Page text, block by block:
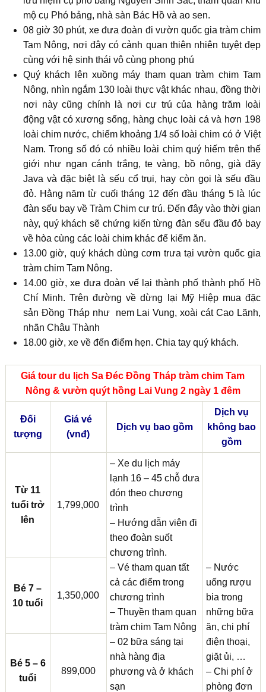
mộ cụ Phó bảng, nhà sàn Bác Hồ và ao sen.
08 giờ 30 phút, xe đưa đoàn đi vườn quốc gia tràm chim
Tam Nông, nơi đây có cảnh quan thiên nhiên tuyệt đẹp
cùng với hệ sinh thái vô cùng phong phú
Quý khách lên xuồng máy tham quan tràm chim Tam
Nông, nhìn ngắm 130 loài thực vật khác nhau, đồng thời
nơi này cũng chính là nơi cư trú của hàng trăm loài
động vật có xương sống, hàng chục loài cá và hơn 198
loài chim nước, chiếm khoảng 1/4 số loài chim có ở Việt
Nam. Trong số đó có nhiều loài chim quý hiếm trên thế
giới như ngan cánh trắng, te vàng, bồ nông, già đãy
Java và đặc biệt là sếu cổ trụi, hay còn gọi là sếu đầu
đỏ. Hằng năm từ cuối tháng 12 đến đầu tháng 5 là lúc
đàn sếu bay về Tràm Chim cư trú. Đến đây vào thời gian
này, quý khách sẽ chứng kiến từng đàn sếu đầu đỏ bay
về hòa cùng các loài chim khác để kiếm ăn.
13.00 giờ, quý khách dùng cơm trưa tại vườn quốc gia
tràm chim Tam Nông.
14.00 giờ, xe đưa đoàn vế lại thành phố thành phố Hồ
Chí Minh. Trên đường về dừng lại Mỹ Hiệp mua đặc
sản Đồng Tháp như nem Lai Vung, xoài cát Cao Lãnh,
nhãn Châu Thành
18.00 giờ, xe về đến điểm hẹn. Chia tay quý khách.
Giá tour du lịch Sa Đéc Đồng Tháp tràm chim Tam
Nông & vườn quýt hồng Lai Vung 2 ngày 1 đêm
Đối
tượng
Giá vé
(vnđ)
Dịch vụ bao gồm
Dịch vụ
không bao
gồm
Từ 11
tuổi trở
lên
1,799,000
– Xe du lịch máy
lạnh 16 – 45 chỗ đưa
đón theo chương
trình
– Hướng dẫn viên đi
theo đoàn suốt
chương trình.
– Vé tham quan tất
cả các điểm trong
chương trình
– Thuyền tham quan
tràm chim Tam Nông
– 02 bữa sáng tại
nhà hàng địa
phương và ở khách
sạn
– Nước
uống rượu
bia trong
những bữa
ăn, chi phí
điện thoại,
giặt ủi, …
– Chi phí ở
phòng đơn
Bé 7 –
10 tuổi
1,350,000
Bé 5 – 6
tuổi
899,000